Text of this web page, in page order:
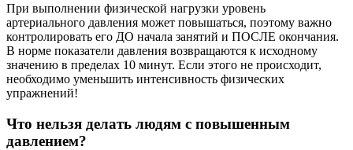
При выполнении физической нагрузки уровень
артериального давления может повышаться, поэтому важно
контролировать его ДО начала занятий и ПОСЛЕ окончания.
В норме показатели давления возвращаются к исходному
значению в пределах 10 минут. Если этого не происходит,
необходимо уменьшить интенсивность физических
упражнений!
Что нельзя делать людям с повышенным
давлением?